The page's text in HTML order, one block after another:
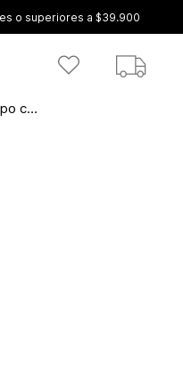
o superiores a $39.900
Vestido midi tipo camisero manga 3/4